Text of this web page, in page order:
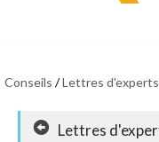
Conseils /Lettres d'experts
Lettres